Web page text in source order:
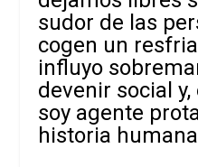
sudor de las
cogen un
influyo
devenir social
soy agente
historia